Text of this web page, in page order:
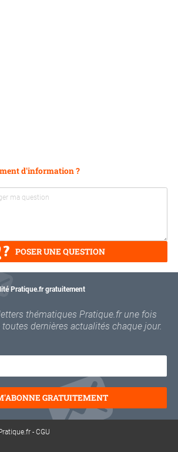
d'information ?
POSER UNE QUESTION
Pratique.fr gratuitement
thématiques Pratique.fr une fois
dernières actualités chaque jour.
GRATUITEMENT
-CGU